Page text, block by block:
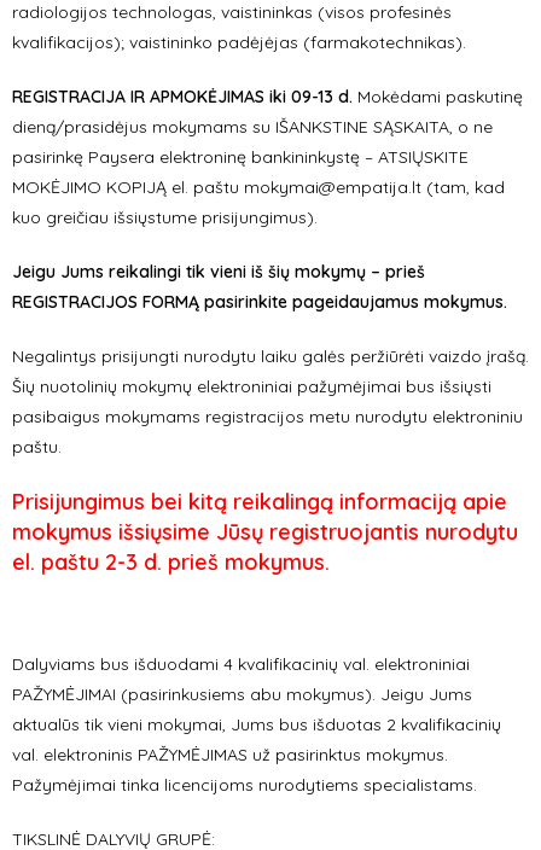
radiologijos technologas, vaistininkas (visos profesinės
kvalifikacijos); vaistininko padėjėjas (farmakotechnikas).
REGISTRACIJA IR APMOKĖJIMAS iki 09-13 d. Mokėdami paskutinę
dieną/prasidėjus mokymams su IŠANKSTINE SĄSKAITA, o ne
pasirinkę Paysera elektroninę bankininkystę – ATSIŲSKITE
MOKĖJIMO KOPIJĄ el. paštu mokymai@empatija.lt (tam, kad
kuo greičiau išsiųstume prisijungimus).
Jeigu Jums reikalingi tik vieni iš šių mokymų – prieš
REGISTRACIJOS FORMĄ pasirinkite pageidaujamus mokymus.
Negalintys prisijungti nurodytu laiku galės peržiūrėti vaizdo įrašą.
Šių nuotolinių mokymų elektroniniai pažymėjimai bus išsiųsti
pasibaigus mokymams registracijos metu nurodytu elektroniniu
paštu.
Prisijungimus bei kitą reikalingą informaciją apie
mokymus išsiųsime Jūsų registruojantis nurodytu
el. paštu 2-3 d. prieš mokymus.
Dalyviams bus išduodami 4 kvalifikacinių val. elektroniniai
PAŽYMĖJIMAI (pasirinkusiems abu mokymus). Jeigu Jums
aktualūs tik vieni mokymai, Jums bus išduotas 2 kvalifikacinių
val. elektroninis PAŽYMĖJIMAS už pasirinktus mokymus.
Pažymėjimai tinka licencijoms nurodytiems specialistams.
TIKSLINĖ DALYVIŲ GRUPĖ: